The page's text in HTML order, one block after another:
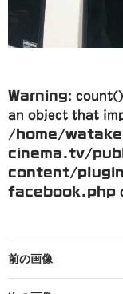
Warning:
an object that
/home/
cinema.tv/
content/
facebook.php
前の画像